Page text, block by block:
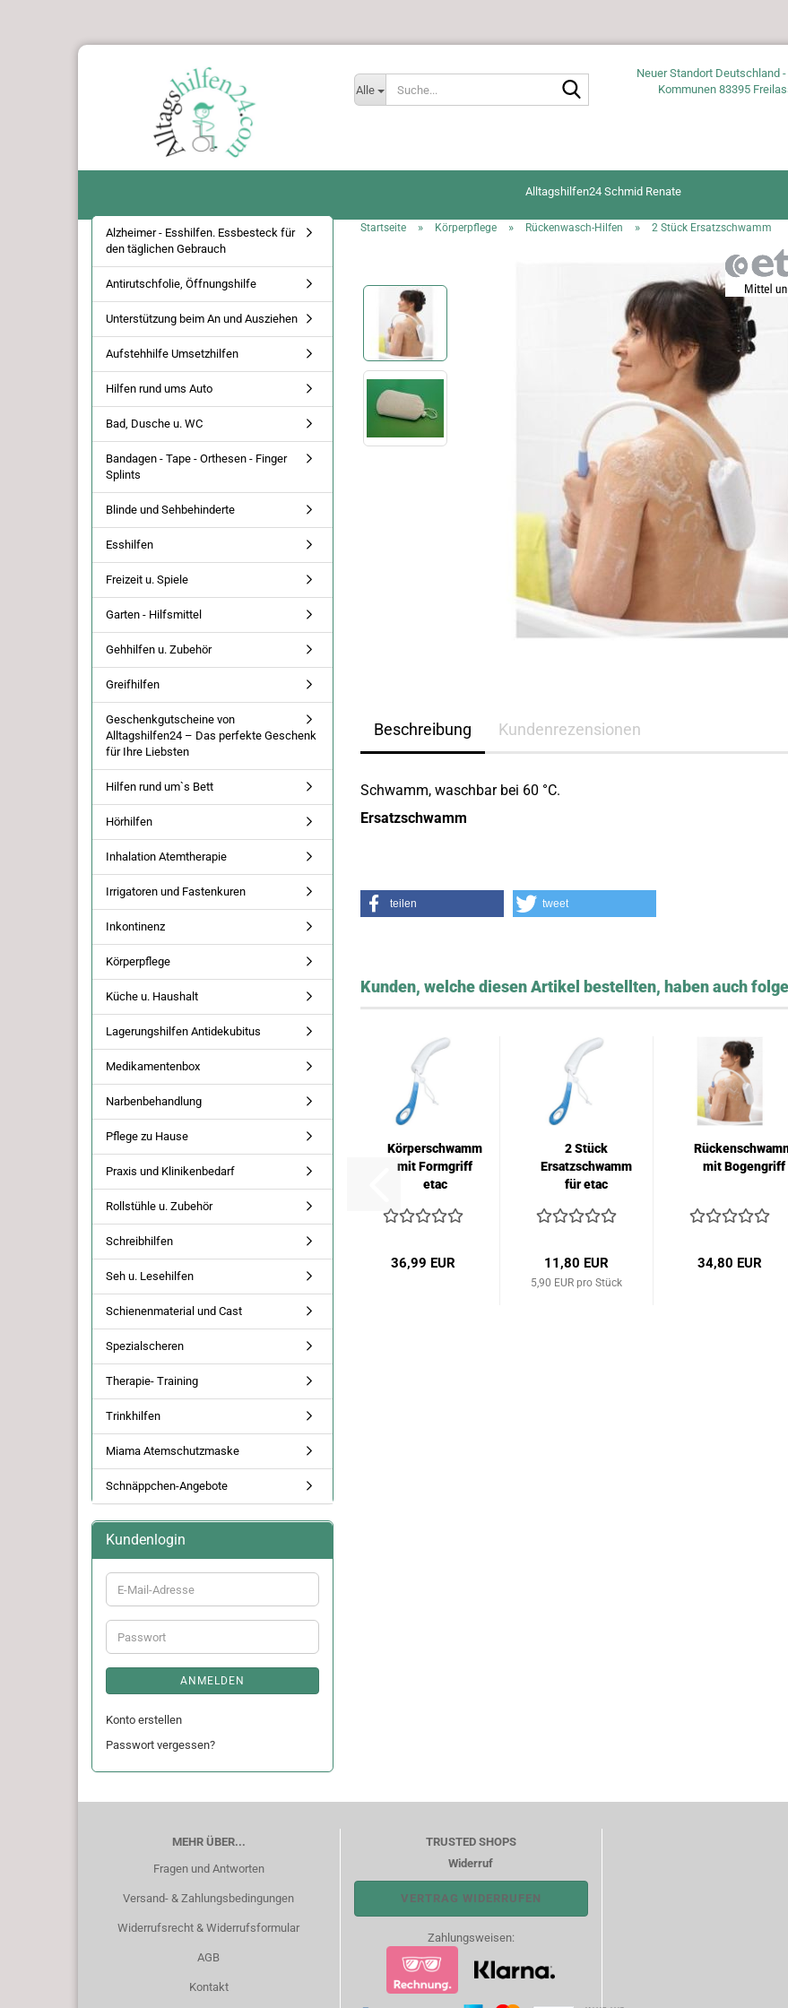
Alle
Neuer Standort Deutschland
Kommunen 83395
Alltagshilfen24 Schmid Renate
Startseite » Körperpflege » Rückenwasch-Hilfen » 2 Stück Ersatzschwamm
Beschreibung Kundenrezensionen
Schwamm, waschbar bei 60 °C.
Ersatzschwamm
teilen tweet
Kunden, welche diesen Artikel bestellten, haben auch
Körperschwamm
mit Formgriff
etac
36,99 EUR
2 Stück
Ersatzschwamm
für etac
11,80 EUR
5,90 EUR pro Stück
mit Bogengriff
34,80 EUR
Alzheimer - Esshilfen. Essbesteck für
den täglichen Gebrauch
Antirutschfolie, Öffnungshilfe
Unterstützung beim An und Ausziehen
Aufstehhilfe Umsetzhilfen
Hilfen rund ums Auto
Bad, Dusche u. WC
Bandagen - Tape - Orthesen - Finger
Splints
Blinde und Sehbehinderte
Esshilfen
Freizeit u. Spiele
Garten - Hilfsmittel
Gehhilfen u. Zubehör
Greifhilfen
Geschenkgutscheine von
Alltagshilfen24 – Das perfekte Geschenk
für Ihre Liebsten
Hilfen rund um`s Bett
Hörhilfen
Inhalation Atemtherapie
Irrigatoren und Fastenkuren
Inkontinenz
Körperpflege
Küche u. Haushalt
Lagerungshilfen Antidekubitus
Medikamentenbox
Narbenbehandlung
Pflege zu Hause
Praxis und Klinikenbedarf
Rollstühle u. Zubehör
Schreibhilfen
Seh u. Lesehilfen
Schienenmaterial und Cast
Spezialscheren
Therapie- Training
Trinkhilfen
Miama Atemschutzmaske
Schnäppchen-Angebote
Kundenlogin
E-
Mail-
Adresse
Passwort
ANMELDEN
Konto erstellen
Passwort vergessen?
MEHR ÜBER...
Fragen und Antworten
Versand- & Zahlungsbedingungen
Widerrufsrecht & Widerrufsformular
AGB
Kontakt
TRUSTED SHOPS
Widerruf
VERTRAG WIDERRUFEN
Zahlungsweisen: